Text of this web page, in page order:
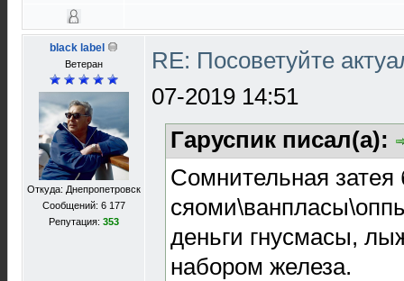
black label
Ветеран
Откуда: Днепропетровск
Сообщений: 6 177
Репутация: 353
RE: Посоветуйте
07-2019 14:51
Гаруспик писал(а):
Сомнительная затея
деньги гнусмасы,
набором железа.